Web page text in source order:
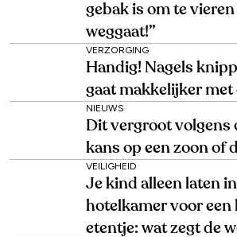
gebak is om te
weggaat!’’
VERZORGING
Handig! Nagels
gaat makkelijker met
NIEUWS
Dit vergroot volgens
kans op een zoon of
VEILIGHEID
Je kind alleen laten
hotelkamer voor een
etentje: wat zegt de